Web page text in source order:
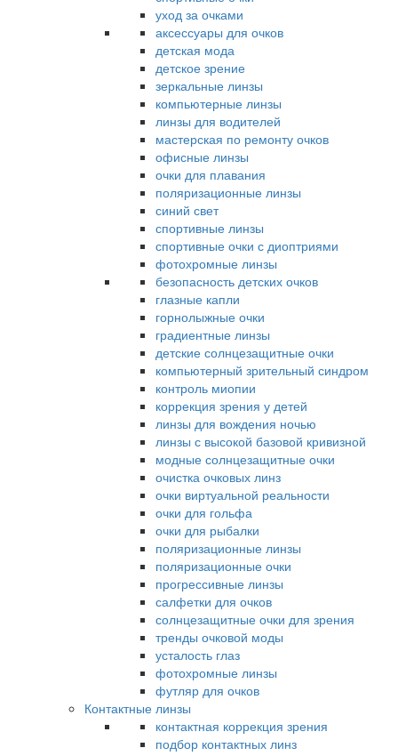
уход за очками
аксессуары для очков
детская мода
детское зрение
зеркальные линзы
компьютерные линзы
линзы для водителей
мастерская по ремонту очков
офисные линзы
очки для плавания
поляризационные линзы
синий свет
спортивные линзы
спортивные очки с диоптриями
фотохромные линзы
безопасность детских очков
глазные капли
горнолыжные очки
градиентные линзы
детские солнцезащитные очки
компьютерный зрительный синдром
контроль миопии
коррекция зрения у детей
линзы для вождения ночью
линзы с высокой базовой кривизной
модные солнцезащитные очки
очистка очковых линз
очки виртуальной реальности
очки для гольфа
очки для рыбалки
поляризационные линзы
поляризационные очки
прогрессивные линзы
салфетки для очков
солнцезащитные очки для зрения
тренды очковой моды
усталость глаз
фотохромные линзы
футляр для очков
Контактные линзы
контактная коррекция зрения
подбор контактных линз